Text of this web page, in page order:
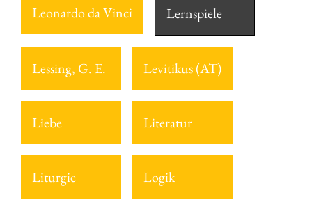
Leonardo da Vinci Lernspiele
Lessing, G. E. Levitikus (AT)
Liebe Literatur
Liturgie Logik